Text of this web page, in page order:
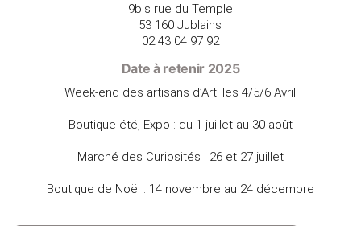
9bis rue du Temple
53 160 Jublains
02 43 04 97 92
Date à retenir 2025
Week-end des artisans d’Art: les 4/5/6 Avril
Boutique été, Expo : du 1 juillet au 30 août
Marché des Curiosités : 26 et 27 juillet
Boutique de Noël : 14 novembre au 24 décembre